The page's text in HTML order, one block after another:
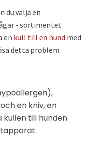
du välja en
- sortimentet
en kull till en hund med
detta problem.
en kniv, en
till hunden